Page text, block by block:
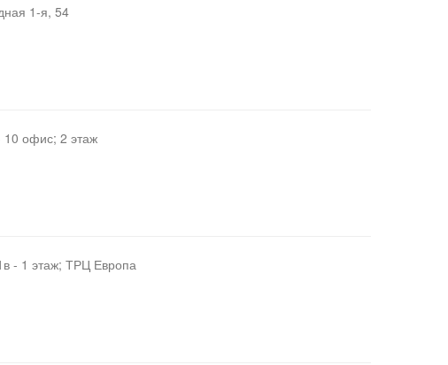
1-я, 54
10 офис; 2 этаж
- 1 этаж; ТРЦ Европа